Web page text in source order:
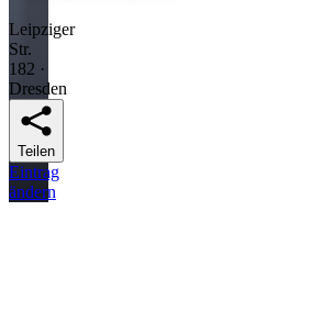
Leipziger
Str.
182 ·
Dresden
Teilen
Eintrag
ändern